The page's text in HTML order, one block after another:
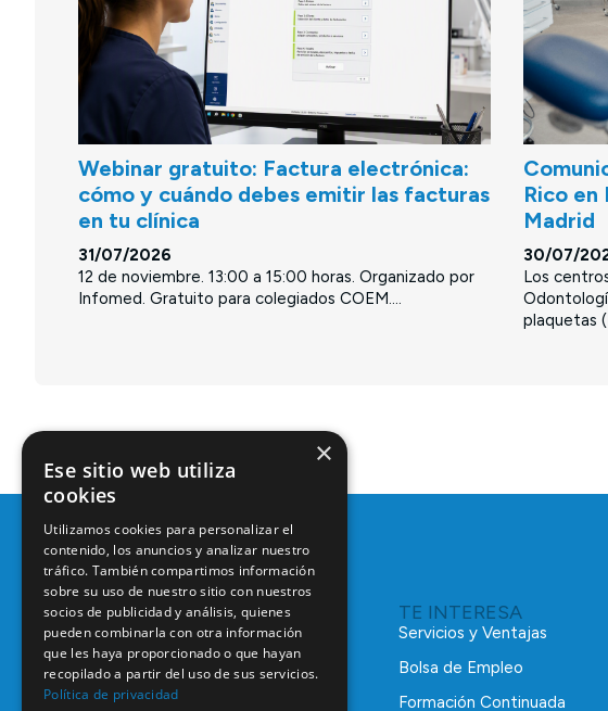
Webinar gratuito: Factura electrónica:
cómo y cuándo debes emitir las facturas
en tu clínica
31/07/2026
12 de noviembre. 13:00 a 15:00 horas. Organizado por
Infomed. Gratuito para colegiados COEM....
Rico en
Madrid
30/07/
Los
plaquetas
TE INTERESA
Servicios y Ventajas
Bolsa de Empleo
Formación Continuada
×
Ese sitio web utiliza
cookies
Utilizamos cookies para personalizar el
contenido, los anuncios y analizar nuestro
tráfico. También compartimos información
sobre su uso de nuestro sitio con nuestros
socios de publicidad y análisis, quienes
pueden combinarla con otra información
que les haya proporcionado o que hayan
recopilado a partir del uso de sus servicios.
Política de privacidad